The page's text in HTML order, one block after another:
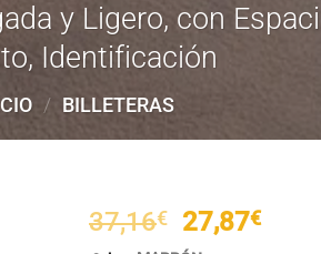
y Ligero, con
Identificación
/ BILLETERAS
37,16€
El
precio
27,87€El